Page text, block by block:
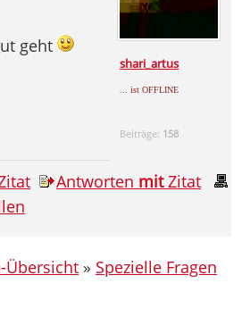
shari_artus
... ist OFFLINE
Beiträge: 158
geht
Antworten mitZitat
Übersicht » Spezielle Fragen